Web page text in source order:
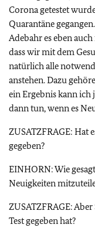
Corona getestet
Quarantäne
Adebahr es eben
dass wir mit dem
natürlich alle
anstehen. Dazu
ein Ergebnis kann
dann tun, wenn es
ZUSATZFRAGE: Hat
gegeben?
EINHORN: Wie
Neuigkeiten
ZUSATZFRAGE:
Test gegeben hat?